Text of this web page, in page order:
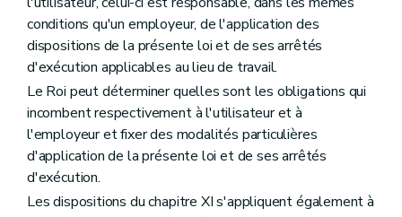
conditions qu'un employeur, de l'application des
dispositions de la présente loi et de ses arrêtés
d'exécution applicables au lieu de travail.
Le Roi peut déterminer quelles sont les obligations qui
incombent respectivement à l'utilisateur et à
l'employeur et fixer des modalités particulières
d'application de la présente loi et de ses arrêtés
d'exécution.
Les dispositions du chapitre XI s'appliquent également à